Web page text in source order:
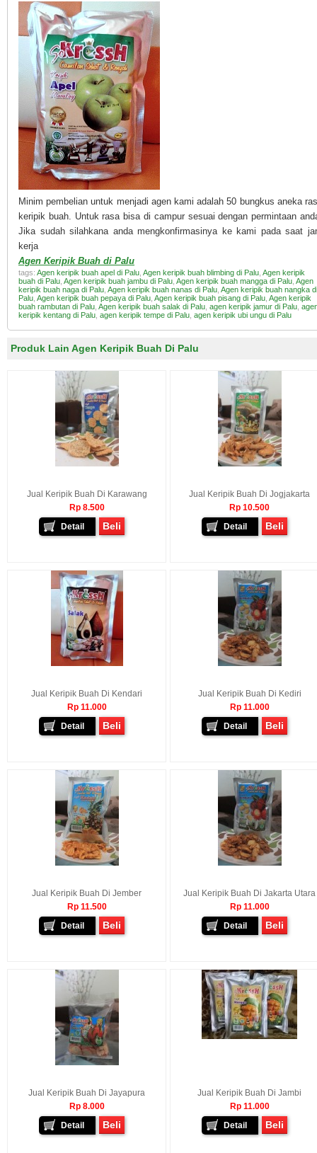
Minim pembelian untuk menjadi agen kami adalah 50 bungkus aneka
keripik buah. Untuk rasa bisa di campur sesuai dengan permintaan
Jika sudah silahkana anda mengkonfirmasinya ke kami pada saat
kerja
Agen Keripik Buah di Palu
tags: Agen keripik buah apel di Palu Agen keripik buah blimbing di Palu Agen keripik
buah di Palu Agen keripik buah jambu di Palu Agen keripik buah mangga di Palu Agen
keripik buah naga di Palu Agen keripik buah nanas di Palu Agen keripik buah nangka di
Palu Agen keripik buah pepaya di Palu Agen keripik buah pisang di Palu Agen keripik
buah rambutan di Palu Agen keripik buah salak di Palu agen keripik jamur di Palu
keripik kentang di Palu agen keripik tempe di Palu agen keripik ubi ungu di Palu
Produk Lain Agen Keripik Buah Di Palu
Jual Keripik Buah Di Karawang
Rp 8.500
Detail
Beli
Jual Keripik Buah Di Jogjakarta
Rp 10.500
Detail
Beli
Jual Keripik Buah Di Kendari
Rp 11.000
Detail
Beli
Jual Keripik Buah Di Kediri
Rp 11.000
Detail
Beli
Jual Keripik Buah Di Jember
Rp 11.500
Detail
Beli
Jual Keripik Buah Di Jakarta Utara
Rp 11.000
Detail
Beli
Jual Keripik Buah Di Jayapura
Rp 8.000
Detail
Beli
Jual Keripik Buah Di Jambi
Rp 11.000
Detail
Beli